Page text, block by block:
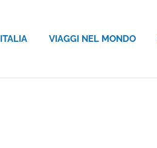
ITALIA VIAGGI NEL MONDO